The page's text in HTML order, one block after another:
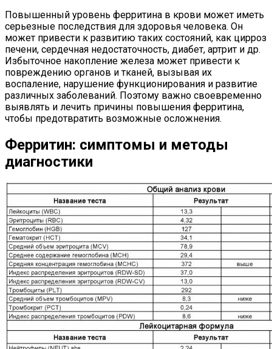
Повышенный уровень ферритина в крови может иметь
серьезные последствия для здоровья человека. Он
может привести к развитию таких состояний, как цирроз
печени, сердечная недостаточность, диабет, артрит и др.
Избыточное накопление железа может привести к
повреждению органов и тканей, вызывая их
воспаление, нарушение функционирования и развитие
различных заболеваний. Поэтому важно своевременно
выявлять и лечить причины повышения ферритина,
чтобы предотвратить возможные осложнения.
Ферритин: симптомы и методы
диагностики